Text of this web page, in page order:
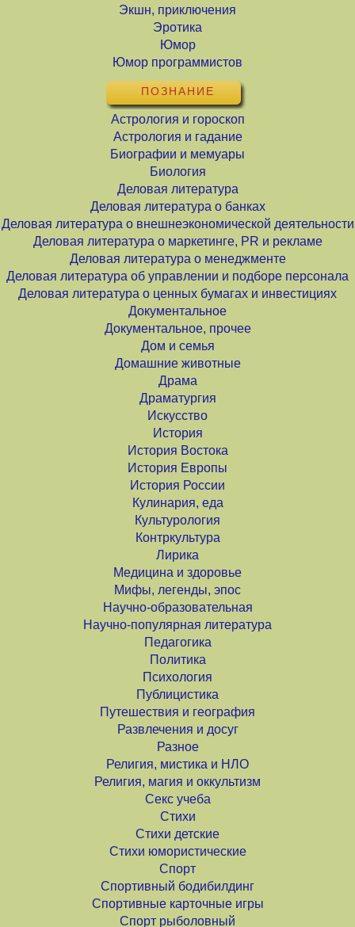
Экшн, приключения
Эротика
Юмор
Юмор программистов
ПОЗНАНИЕ
Астрология и гороскоп
Астрология и гадание
Биографии и мемуары
Биология
Деловая литература
Деловая литература о банках
Деловая литература о внешнеэкономической деятельности
Деловая литература о маркетинге, PR и рекламе
Деловая литература о менеджменте
Деловая литература об управлении и подборе персонала
Деловая литература о ценных бумагах и инвестициях
Документальное
Документальное, прочее
Дом и семья
Домашние животные
Драма
Драматургия
Искусство
История
История Востока
История Европы
История России
Кулинария, еда
Культурология
Контркультура
Лирика
Медицина и здоровье
Мифы, легенды, эпос
Научно-образовательная
Научно-популярная литература
Педагогика
Политика
Психология
Публицистика
Путешествия и география
Развлечения и досуг
Разное
Религия, мистика и НЛО
Религия, магия и оккультизм
Секс учеба
Стихи
Стихи детские
Стихи юмористические
Спорт
Спортивный бодибилдинг
Спортивные карточные игры
Спорт рыболовный